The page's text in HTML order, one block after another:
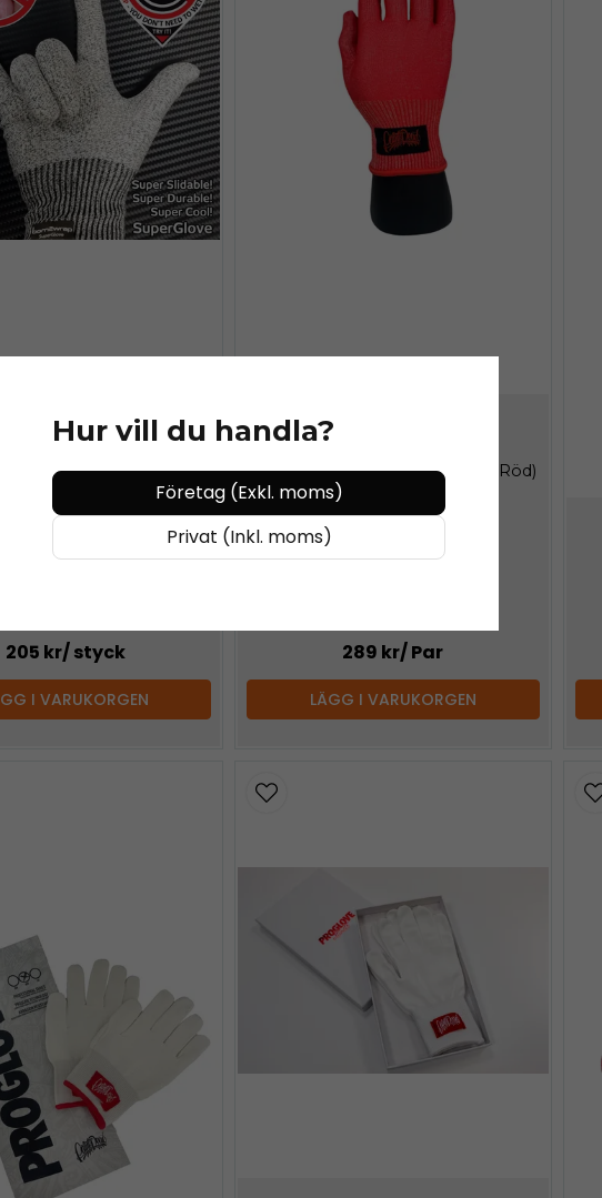
Wrappinghandske
205 kr/ styck
I VARUKORGEN
PaintisDead - PROGLOVE HD (Röd)
289 kr/ Par
LÄGG I VARUKORGEN
Hur vill du handla?
Företag (Exkl. moms)
Privat (Inkl. moms)